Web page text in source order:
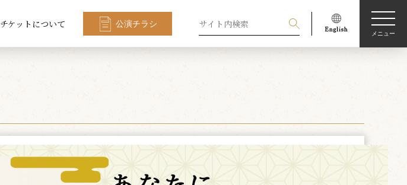
チケットについて 公演チラシ
メニュー